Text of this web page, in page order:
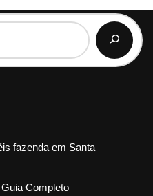
fazenda em Santa
Completo